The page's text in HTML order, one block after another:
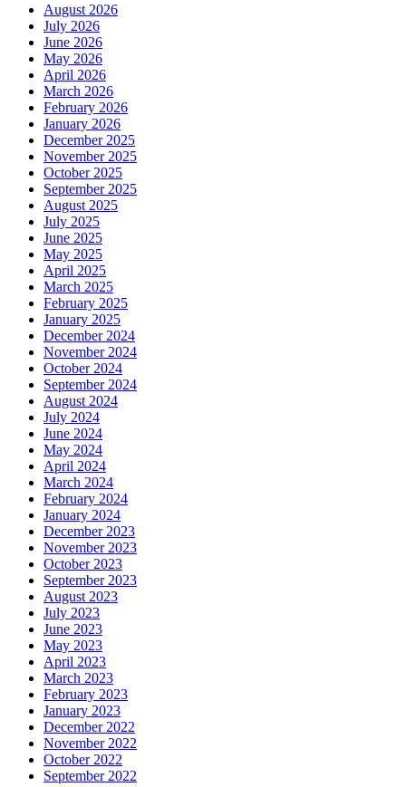
August 2026
July 2026
June 2026
May 2026
April 2026
March 2026
February 2026
January 2026
December 2025
November 2025
October 2025
September 2025
August 2025
July 2025
June 2025
May 2025
April 2025
March 2025
February 2025
January 2025
December 2024
November 2024
October 2024
September 2024
August 2024
July 2024
June 2024
May 2024
April 2024
March 2024
February 2024
January 2024
December 2023
November 2023
October 2023
September 2023
August 2023
July 2023
June 2023
May 2023
April 2023
March 2023
February 2023
January 2023
December 2022
November 2022
October 2022
September 2022